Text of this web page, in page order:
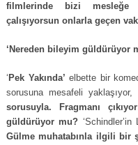
filmlerinde bizi mesleğe
çalışıyorsun onlarla geçen
‘Nereden bileyim güldürüyor
‘ Pek Yakında’ elbette bir
sorusuna mesafeli yaklaşıyor,
sorusuyla. Fragmanı
güldürüyor mu? ‘Schindler’in
Gülme muhatabınla ilgili bir